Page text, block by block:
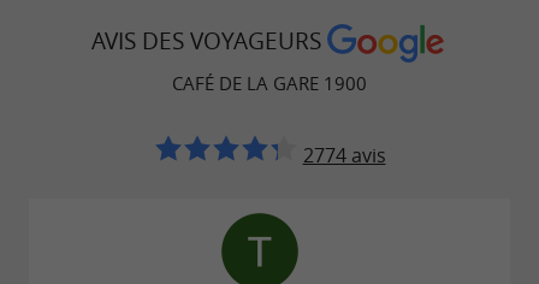
Entre-deux-Mers. Pour accompagner lerepas
sélection de vins de la région
référence reconnuepour lesamateurs de
AVIS DES VOYAGEURS
CAFÉ DE LA GARE 1900
2774 avis